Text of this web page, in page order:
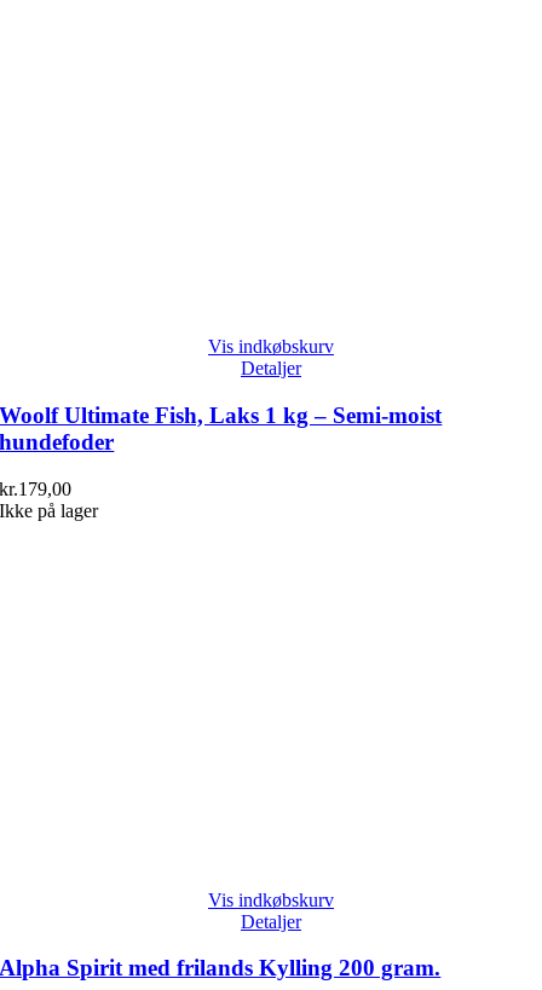
Vis indkøbskurv
Detaljer
Woolf Ultimate Fish, Laks 1 kg – Semi-moist
hundefoder
kr.179,00
Ikke på lager
Vis indkøbskurv
Detaljer
Alpha Spirit med frilands Kylling 200 gram.